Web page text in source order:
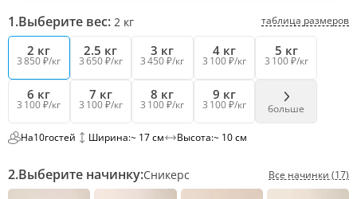
1.Выберите вес: 2 кг таблица размеров
2 кг
3 850 ₽/кг
2.5 кг
3 650 ₽/кг
3 кг
3 450 ₽/кг
4 кг
3 100 ₽/кг
5 кг
3 100 ₽/кг
6 кг
3 100 ₽/кг
7 кг
3 100 ₽/кг
8 кг
3 100 ₽/кг
9 кг
3 100 ₽/кг больше
На10гостей Ширина:~ 17 см Высота:~ 10 см
2.Выберите начинку:Сникерс Все начинки (17)